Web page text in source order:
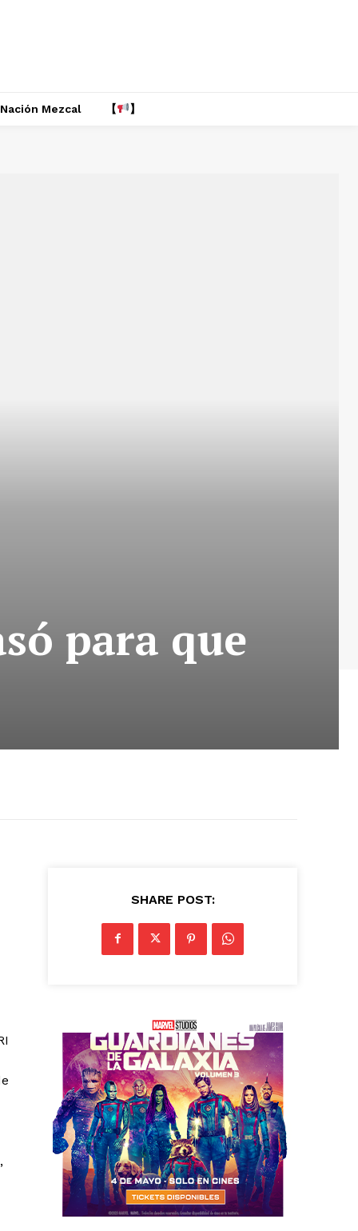
Nación Mezcal 【 】
para que
SHARE POST: